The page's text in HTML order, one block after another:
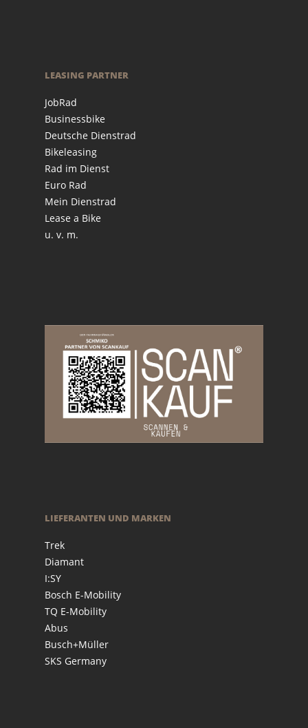
LEASING PARTNER
JobRad
Businessbike
Deutsche Dienstrad
Bikeleasing
Rad im Dienst
Euro Rad
Mein Dienstrad
Lease a Bike
u. v. m.
LIEFERANTEN UND MARKEN
Trek
Diamant
I:SY
Bosch E-Mobility
TQ E-Mobility
Abus
Busch+Müller
SKS Germany